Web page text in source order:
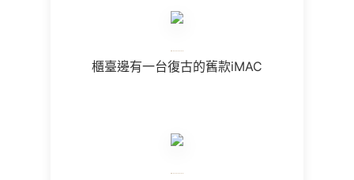
櫃臺邊有一台復古的舊款iMAC